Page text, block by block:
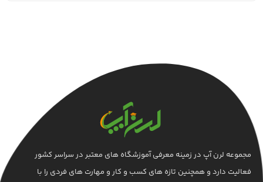
مجموعه لرن آپ در زمینه معرفی آموزشگاه های معتبر در سراسر کشور
فعالیت دارد و همچنین تازه های کسب و کار و مهارت های فردی را با